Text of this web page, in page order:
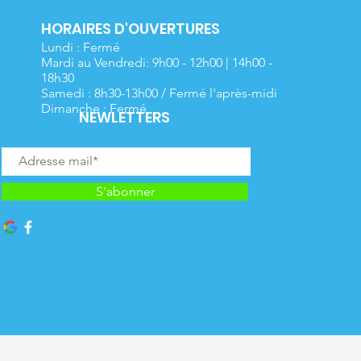
NEWLETTERS
S'abonner
HORAIRES D'OUVERTURES
Lundi : Fermé
Mardi au Vendredi: 9h00 - 12h00 | 14h00 -
18h30
Samedi : 8h30-13h00 / Fermé l'après-midi
Dimanche : Fermé